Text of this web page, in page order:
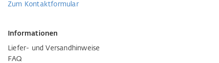
Zum Kontaktformular
Informationen
Liefer- und Versandhinweise
FAQ